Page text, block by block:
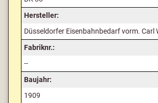
Hersteller:
Düsseldorfer Eisenbahnbedarf vorm. Carl
Fabriknr.:
--
Baujahr:
1909